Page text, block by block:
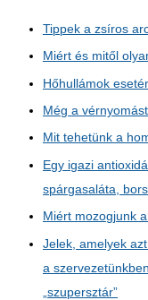
Tippek a zsíros
Miért és mitől
Hőhullámok
Még a
Mit tehetünk a
Egy igazi
spárgasaláta,
Miért mozogjunk
Jelek, amelyek
a
„szupersztár”